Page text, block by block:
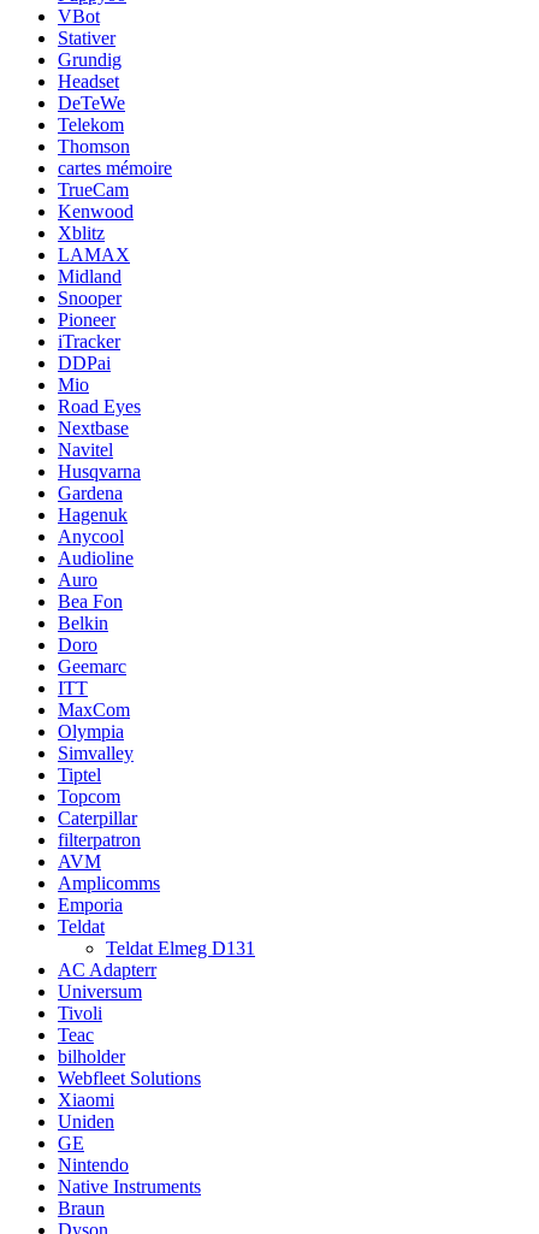
VBot
Stativer
Grundig
Headset
DeTeWe
Telekom
Thomson
cartes mémoire
TrueCam
Kenwood
Xblitz
LAMAX
Midland
Snooper
Pioneer
iTracker
DDPai
Mio
Road Eyes
Nextbase
Navitel
Husqvarna
Gardena
Hagenuk
Anycool
Audioline
Auro
Bea Fon
Belkin
Doro
Geemarc
ITT
MaxCom
Olympia
Simvalley
Tiptel
Topcom
Caterpillar
filterpatron
AVM
Amplicomms
Emporia
Teldat
Teldat Elmeg D131
AC Adapterr
Universum
Tivoli
Teac
bilholder
Webfleet Solutions
Xiaomi
Uniden
GE
Nintendo
Native Instruments
Braun
Dyson